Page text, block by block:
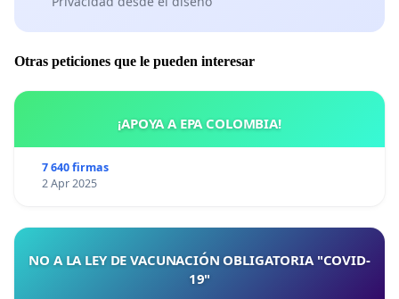
Otras peticiones que le pueden interesar
¡APOYA A EPA COLOMBIA!
7 640 firmas
2 Apr 2025
NO A LA LEY DE VACUNACIÓN OBLIGATORIA "COVID-
19"